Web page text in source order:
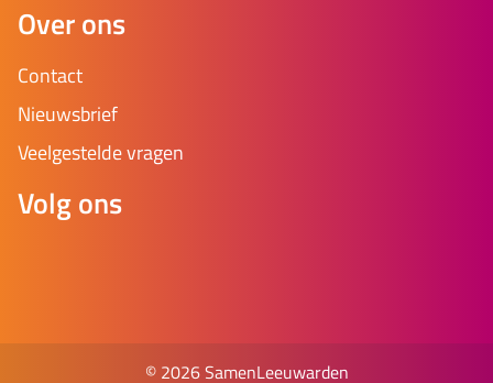
Over ons
Contact
Nieuwsbrief
Veelgestelde vragen
Volg ons
© 2026 SamenLeeuwarden